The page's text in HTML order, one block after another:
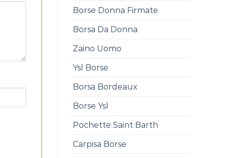
Borse Donna Firmate
Borsa Da Donna
Zaino Uomo
Ysl Borse
Borsa Bordeaux
Borse Ysl
Pochette Saint Barth
Carpisa Borse